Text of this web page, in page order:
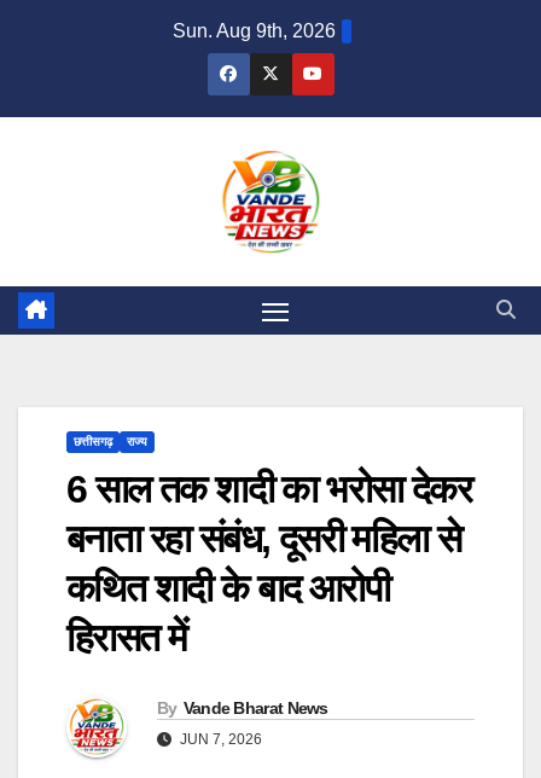
Sun. Aug 9th, 2026
छत्तीसगढ़ राज्य
6 साल तक शादी का भरोसा देकर
बनाता रहा संबंध, दूसरी महिला से
कथित शादी के बाद आरोपी
हिरासत में
By Vande Bharat News
JUN 7, 2026